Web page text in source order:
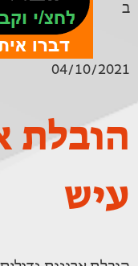
ב
04/10/2021
הובלת
עיש